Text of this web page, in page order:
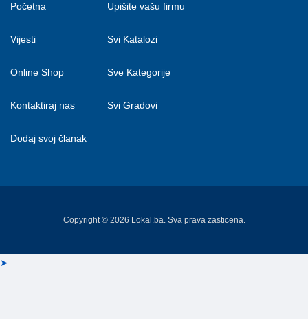
Početna
Vijesti
Online Shop
Kontaktiraj nas
Dodaj svoj članak
Upišite vašu firmu
Svi Katalozi
Sve Kategorije
Svi Gradovi
Copyright © 2026 Lokal.ba. Sva prava zasticena.
➤